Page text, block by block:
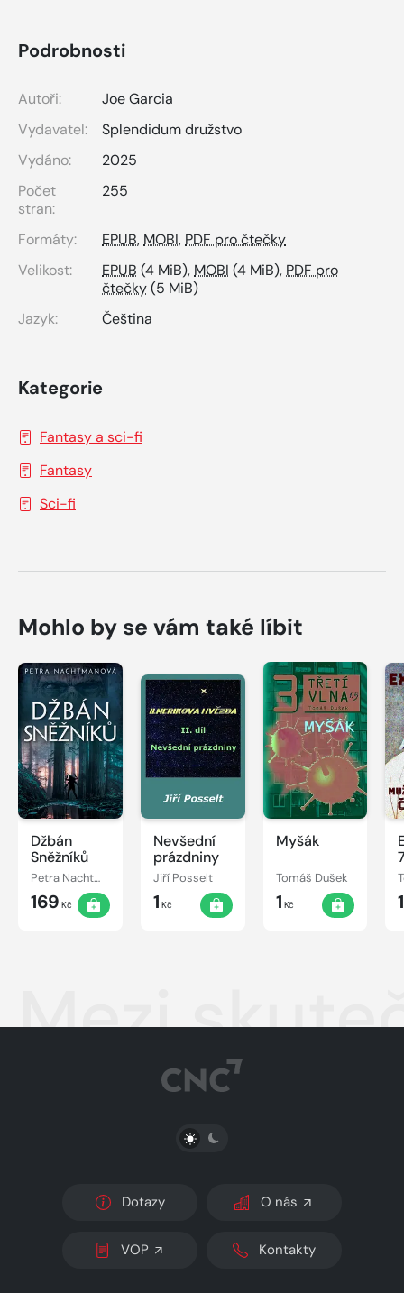
Podrobnosti
Autoři:
Joe Garcia
Vydavatel:
Splendidum družstvo
Vydáno:
2025
Počet
stran:
255
Formáty: EPUB, MOBI, PDF pro čtečky
Velikost:
EPUB (4 MiB), MOBI (4 MiB), PDF pro
čtečky(5 MiB)
Jazyk:
Čeština
Kategorie
Fantasy a sci-fi
Fantasy
Sci-fi
Mohlo by se vám také líbit
Džbán
Sněžníků
Petra Nachtmanová
169 Kč
Nevšední
prázdniny
Jiří Posselt
1 Kč
Myšák
Tomáš Dušek
1 Kč 1
Mezi
PŘEPNOUT SVĚTLÝ/TMAVÝ REŽIM
Dotazy O nás
VOP Kontakty